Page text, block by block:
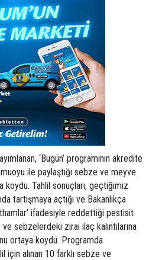
‘Bugün’ programının akredite
ile paylaştığı sebze ve meyve
koydu. Tahlil sonuçları, geçtiğimiz
tartışmaya açtığı ve Bakanlıkça
ifadesiyle reddettiği pestisit
sebzelerdeki zirai ilaç kalıntılarına
ortaya koydu. Programda
için alınan 10 farklı sebze ve